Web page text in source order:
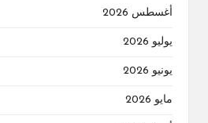
أغسطس 2026
يوليو 2026
يونيو 2026
مايو 2026